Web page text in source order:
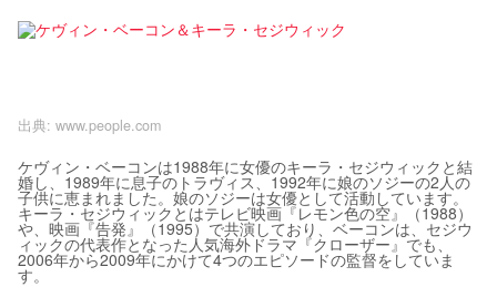
出典: www.people.com
ケヴィン・ベーコンは1988年に女優のキーラ・セジウィックと結
婚し、1989年に息子のトラヴィス、1992年に娘のソジーの2人の
子供に恵まれました。娘のソジーは女優として活動しています。
キーラ・セジウィックとはテレビ映画『レモン色の空』（1988）
や、映画『告発』（1995）で共演しており、ベーコンは、セジウ
ィックの代表作となった人気海外ドラマ『クローザー』でも、
2006年から2009年にかけて4つのエピソードの監督をしていま
す。